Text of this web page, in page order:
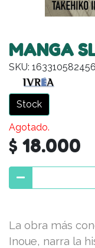
MANGA
SKU:
Stock
Agotado.
$ 18.000
La obra más
Inoue, narra la